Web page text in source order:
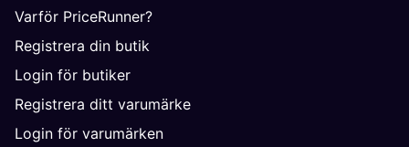
Varför PriceRunner?
Registrera din butik
Login för butiker
Registrera ditt varumärke
Login för varumärken